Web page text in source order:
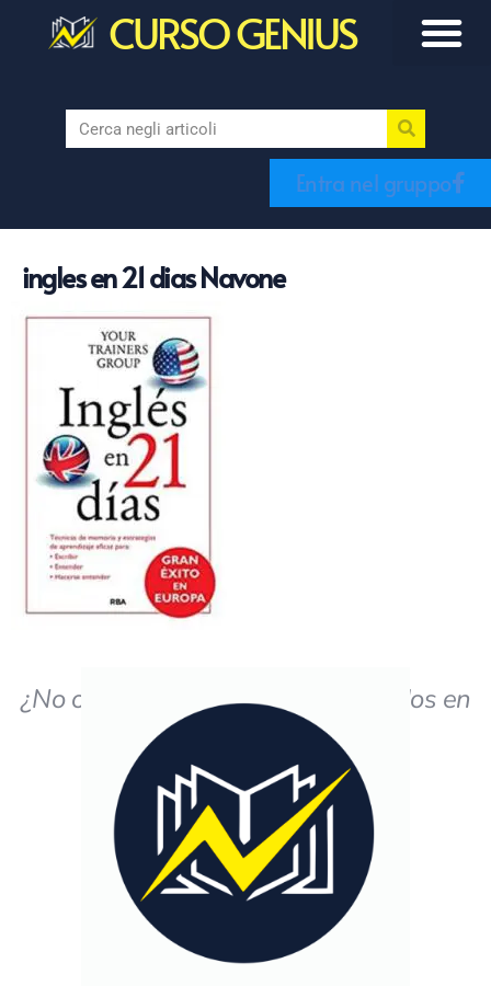
CURSO GENIUS
Entra nel gruppo
ingles en 21 dias Navone
¿No obtiene los resultados deseados en
el estudio?